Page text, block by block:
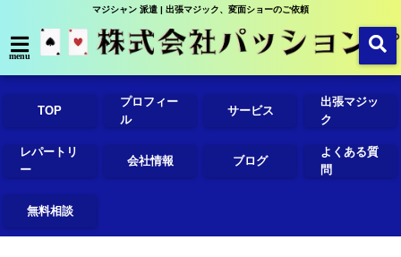
マジシャン 派遣 | 出張マジック、変面ショーのご依頼
menu
TOP
プロフィー
ル
サービス
出張マジッ
ク
レパートリ
ー
会社情報 ブログ
よくある質
問
無料相談